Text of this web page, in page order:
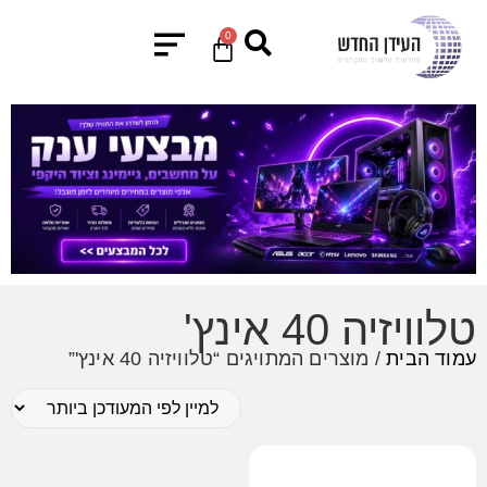
0
טלוויזיה 40 אינץ'
עמוד הבית/ מוצרים המתויגים “טלוויזיה 40 אינץ'”